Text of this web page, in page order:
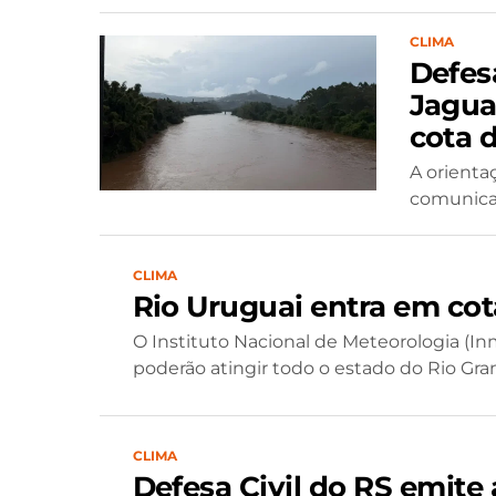
CLIMA
cota
A
CLIMA
Rio Uruguai entra em
O Instituto Nacional de Meteorologia
poderão atingir todo o estado do Rio
CLIMA
Defesa Civil do RS